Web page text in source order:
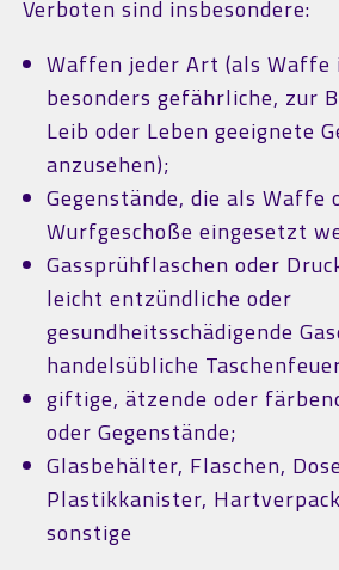
Verboten sind insbesondere:
Waffen jeder Art (als Waffe
besonders gefährliche, zur
Leib oder Leben geeignete
anzusehen);
Gegenstände, die als Waffe
Wurfgeschoße eingesetzt
Gassprühflaschen oder
leicht entzündliche oder
gesundheitsschädigende
handelsübliche
giftige, ätzende oder
oder Gegenstände;
Glasbehälter, Flaschen,
Plastikkanister,
sonstige